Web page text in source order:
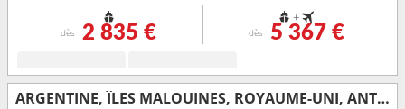
dès 2 835 €
+
dès 5 367 €
ARGENTINE, ÎLES MALOUINES, ROYAUME-UNI, ANTARCTIQUE